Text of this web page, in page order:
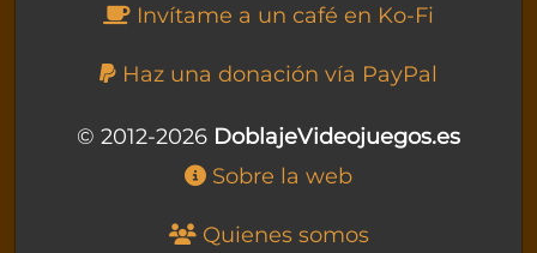
Invítame a un café en Ko-Fi
Haz una donación vía PayPal
© 2012-2026 DoblajeVideojuegos.es
Sobre la web
Quienes somos